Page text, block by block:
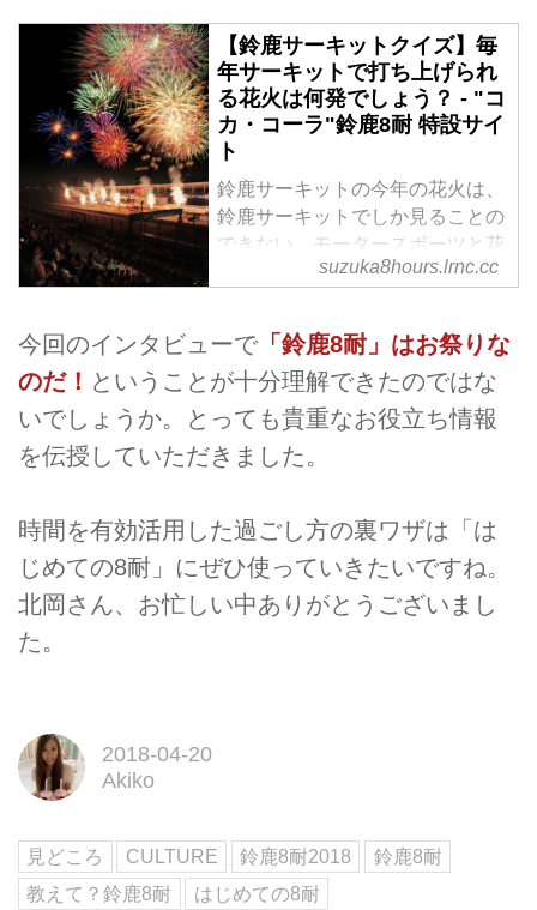
【鈴鹿サーキットクイズ】毎
年サーキットで打ち上げられ
る花火は何発でしょう？ - "コ
カ・コーラ"鈴鹿8耐 特設サイ
ト
鈴鹿サーキットの今年の花火は、
鈴鹿サーキットでしか見ることの
できない、モータースポーツと花
火の演出で開催されます。光り輝
開する「コチラレーシングカッ
プ」では、花火だけではなくレー
スの魅力も体感できるのです。ま
た、メインストレートを舞台にバ
イクとクルマが大迫力のパフォー
マンスを披露します。
suzuka8hours.lrnc.cc
今回のインタビューで「鈴鹿8耐」はお祭りな
のだ！ ということが十分理解できたのではな
いでしょうか。とっても貴重なお役立ち情報
を伝授していただきました。
時間を有効活用した過ごし方の裏ワザは「は
じめての8耐」にぜひ使っていきたいですね。
北岡さん、お忙しい中ありがとうございまし
た。
2018-04-20
Akiko
見どころ CULTURE 鈴鹿8耐2018
鈴鹿8耐
教えて？鈴鹿8耐
はじめての8耐